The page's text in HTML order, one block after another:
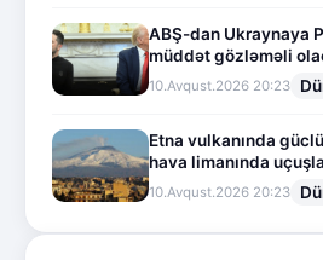
ABŞ-dan Ukraynaya
müddət gözləməli
10.Avqust.2026 20:23
Etna vulkanında
hava limanında
10.Avqust.2026 20:23